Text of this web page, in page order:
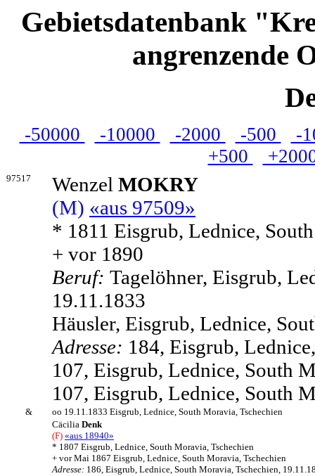
Gebietsdatenbank
angrenzende
-50000 -10000 -2000 -500
-
+500
97517 Wenzel MOKRY
(M) «aus 97509»
* 1811 Eisgrub, Lednice,
+ vor 1890
Beruf: Tagelöhner, Eisgrub,
19.11.1833
Häusler, Eisgrub, Lednice,
Adresse: 184, Eisgrub,
107, Eisgrub, Lednice, South
107, Eisgrub, Lednice, South
&
oo 19.11.1833 Eisgrub, Lednice, South Moravia, Tschechien
Cäcilia Denk
(F) «aus 18940»
* 1807 Eisgrub, Lednice, South Moravia, Tschechien
+ vor Mai 1867 Eisgrub, Lednice, South Moravia, Tschechien
Adresse: 186, Eisgrub, Lednice, South Moravia, Tschechien,